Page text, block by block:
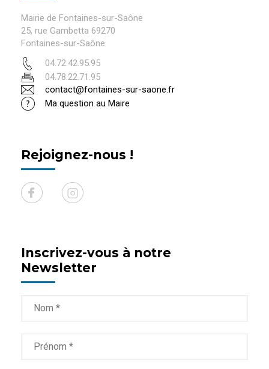
Mairie de Fontaines-sur-Saône
25, rue Gambetta 69270
Fontaines-sur-Saône
04.72.42.95.95
04.78.22.71.95
contact@fontaines-sur-saone.fr
Ma question au Maire
Rejoignez-nous !
Inscrivez-vous à notre
Newsletter